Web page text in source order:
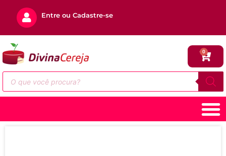
Entre ou Cadastre-se
0